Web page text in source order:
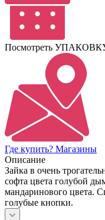
Посмотреть
Где купить? Магазины
Описание
Зайка в очень
софта цвета голубой
мандаринового цвета.
голубые кнопки.